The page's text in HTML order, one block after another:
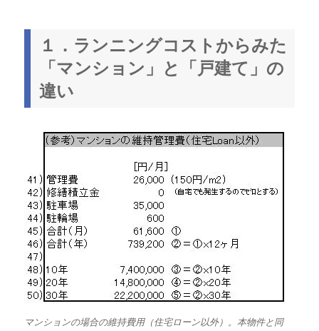
１．ランニングコストからみた
「マンション」と「戸建て」の
違い
マンションの場合の維持費用（住宅ローン以外）。本物件と同